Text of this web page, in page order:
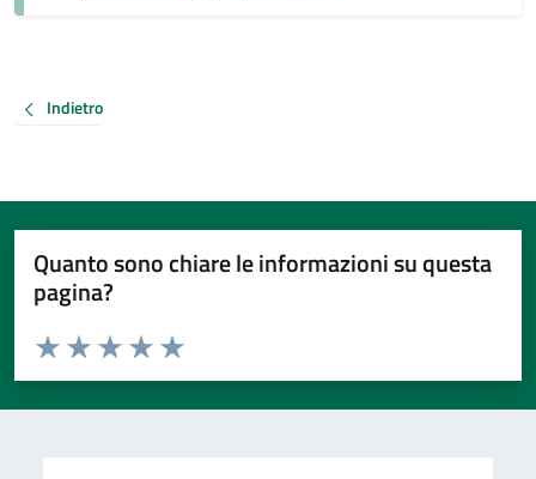
Indietro
Quanto sono chiare le informazioni su questa
pagina?
Valuta da 1 a 5 stelle la pagina
Valuta 5 stelle su 5
Valuta 4 stelle su 5
Valuta 3 stelle su 5
Valuta 2 stelle su 5
Valuta 1 stelle su 5